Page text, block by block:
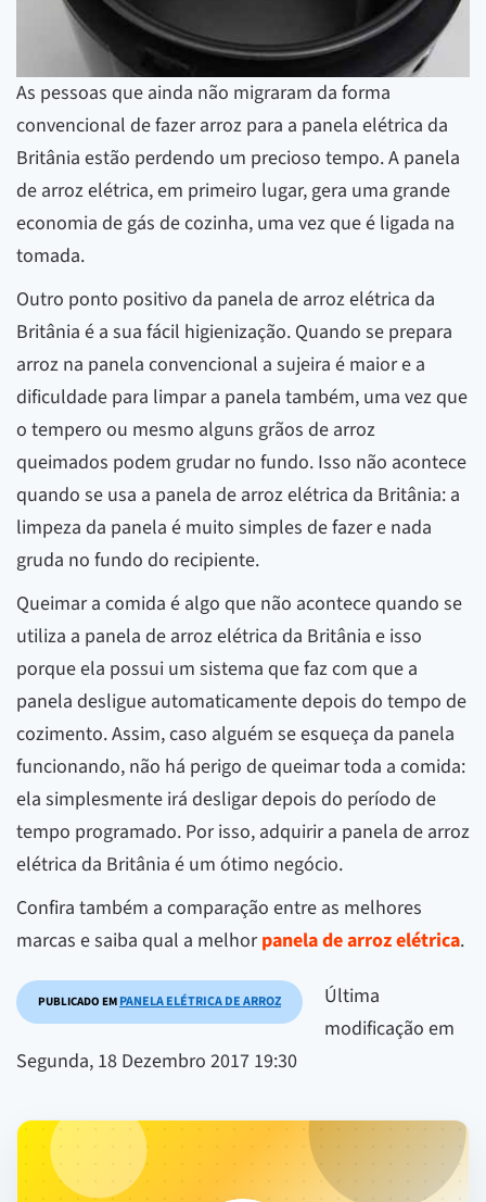
As pessoas que ainda não migraram da forma
convencional de fazer arroz para a panela elétrica da
Britânia estão perdendo um precioso tempo. A panela
de arroz elétrica, em primeiro lugar, gera uma grande
economia de gás de cozinha, uma vez que é ligada na
tomada.
Outro ponto positivo da panela de arroz elétrica da
Britânia é a sua fácil higienização. Quando se prepara
arroz na panela convencional a sujeira é maior e a
dificuldade para limpar a panela também, uma vez que
o tempero ou mesmo alguns grãos de arroz
queimados podem grudar no fundo. Isso não acontece
quando se usa a panela de arroz elétrica da Britânia: a
limpeza da panela é muito simples de fazer e nada
gruda no fundo do recipiente.
Queimar a comida é algo que não acontece quando se
utiliza a panela de arroz elétrica da Britânia e isso
porque ela possui um sistema que faz com que a
panela desligue automaticamente depois do tempo de
cozimento. Assim, caso alguém se esqueça da panela
funcionando, não há perigo de queimar toda a comida:
ela simplesmente irá desligar depois do período de
tempo programado. Por isso, adquirir a panela de arroz
elétrica da Britânia é um ótimo negócio.
Confira também a comparação entre as melhores
marcas e saiba qual a melhorpanela de arroz elétrica.
PUBLICADO EM PANELA ELÉTRICA DE ARROZ
Última
modificação em
Segunda, 18 Dezembro 2017 19:30